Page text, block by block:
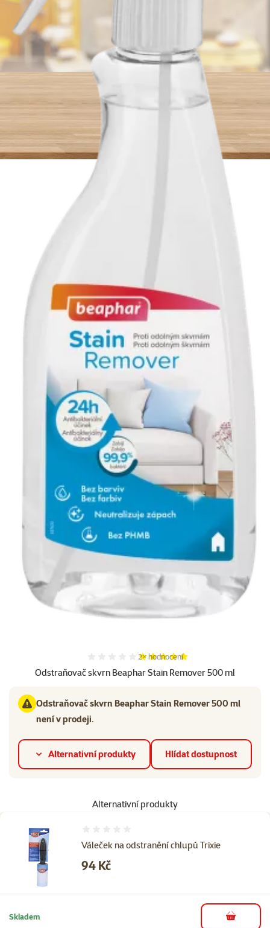
Odstraňovač skvrn Beaphar Stain Remover 500 ml
Hodnocení 100%, počet hodnocení:
2× hodnocení
Odstraňovač skvrn Beaphar Stain Remover 500 ml
není v prodeji.
Alternativní produkty Hlídat dostupnost
Alternativní produkty
Váleček na odstranění chlupů Trixie
Cena
94 Kč
Skladem do košíku